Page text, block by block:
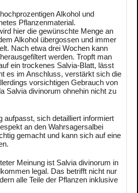
Alkohol und
Pflanzenmaterial.
hier die gewünschte Menge an
Alkohol übergossen und immer
Nach etwa drei Wochen kann
werden. Tropft man
ein trockenes Salvia-Blatt, lässt
es im Anschluss, verstärkt sich die
vorsichtigen Gebrauch von
Salvia divinorum ohnehin nicht zu
aufpasst, sich detailliert informiert
an den Wahrsagersalbei
gemacht und kann sich auf eine
Meinung ist Salvia divinorum in
legal. Das betrifft nicht nur
alle Teile der Pflanzen inklusive